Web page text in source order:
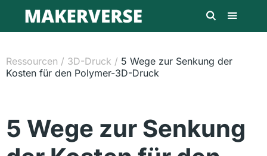
Ressourcen / 3D-Druck / 5 Wege zur Senkung der
Kosten für den Polymer-3D-Druck
5 Wege zur Senkung